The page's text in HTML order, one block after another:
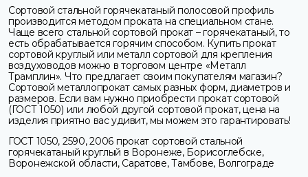
Сортовой стальной горячекатаный полосовой профиль
производится методом проката на специальном стане.
Чаще всего стальной сортовой прокат – горячекатаный, то
есть обрабатывается горячим способом. Купить прокат
сортовой круглый или металл сортовой для крепления
воздуховодов можно в торговом центре «Металл
Трамплин». Что предлагает своим покупателям магазин?
Сортовой металлопрокат самых разных форм, диаметров и
размеров. Если вам нужно приобрести прокат сортовой
(ГОСТ 1050) или любой другой сортовой прокат, цена на
изделия приятно вас удивит, мы можем это гарантировать!
ГОСТ 1050, 2590, 2006 прокат сортовой стальной
горячекатаный круглый в Воронеже, Борисоглебске,
Воронежской области, Саратове, Тамбове, Волгограде